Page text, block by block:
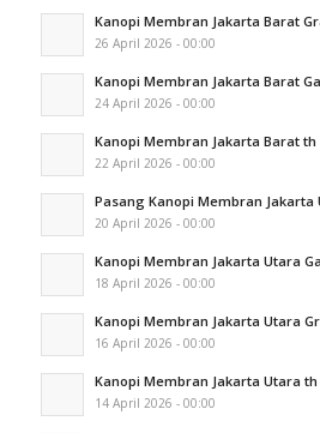
Kanopi Membran Jakarta Barat
26 April 2026 - 00:00
Kanopi Membran Jakarta Barat
24 April 2026 - 00:00
Kanopi Membran Jakarta Barat th
22 April 2026 - 00:00
Pasang Kanopi Membran
20 April 2026 - 00:00
Kanopi Membran Jakarta Utara
18 April 2026 - 00:00
Kanopi Membran Jakarta Utara
16 April 2026 - 00:00
Kanopi Membran Jakarta Utara th
14 April 2026 - 00:00